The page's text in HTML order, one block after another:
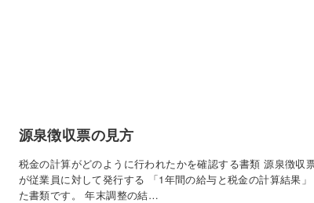
源泉徴収票の見方
税金の計算がどのように行われたかを確認する書類 源泉徴収
が従業員に対して発行する 「1年間の給与と税金の計算結果
た書類です。 年末調整の結…